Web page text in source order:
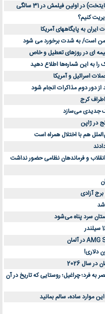
اولین فیلمش در 31 سالگی
کنیم؟
به پایگاههای آمریکا
است/ به شدت برخورد می شود
ای در روزهای تعطیل و خاص
به این شماره‌ها اطلاع دهید
از دور دوم مذاکرات انجام شود
کرج
در ژاپن
و فرماندهان نظامی حضور نداشت
آزادی
دلاری!
سال 2026
به فرد؛ چراغیل؛ روستایی که تاریخ در آن
موارد ساده، سالم بمانید